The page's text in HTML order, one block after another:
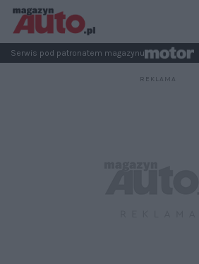
Serwis pod patronatem magazynu